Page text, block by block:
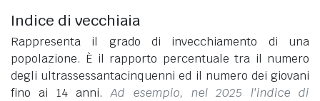
Indice di vecchiaia
Rappresenta il grado di invecchiamento di una
popolazione. È il rapporto percentuale tra il numero
degli ultrassessantacinquenni ed il numero dei giovani
fino ai 14 anni.Ad esempio, nel 2025 l'indice di